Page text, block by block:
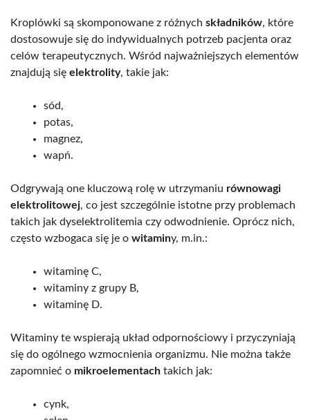
Kroplówki są skomponowane z różnych składników, które
dostosowuje się do indywidualnych potrzeb pacjenta oraz
celów terapeutycznych. Wśród najważniejszych elementów
znajdują się elektrolity, takie jak:
sód,
potas,
magnez,
wapń.
Odgrywają one kluczową rolę w utrzymaniu równowagi
elektrolitowej, co jest szczególnie istotne przy problemach
takich jak dyselektrolitemia czy odwodnienie. Oprócz nich,
często wzbogaca się je o witaminy, m.in.:
witaminę C,
witaminy z grupy B,
witaminę D.
Witaminy te wspierają układ odpornościowy i przyczyniają
się do ogólnego wzmocnienia organizmu. Nie można także
zapomnieć o mikroelementach takich jak:
cynk,